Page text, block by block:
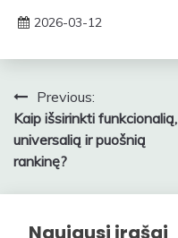
2026-03-12
Navigacija
tarp
įrašų
Previous:
Kaip išsirinkti funkcionalią,
universalią ir puošnią
rankinę?
Naujausi įrašai